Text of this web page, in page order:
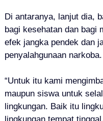
Di antaranya, lanjut dia,
bagi kesehatan dan bagi
efek jangka pendek dan
penyalahgunaan narkoba.
“Untuk itu kami
maupun siswa untuk
lingkungan. Baik itu